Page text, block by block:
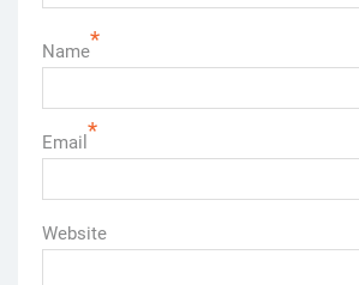
Name*
Email *
Website